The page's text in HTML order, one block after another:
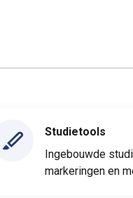
Studietools
Ingebouwde
markeringen en